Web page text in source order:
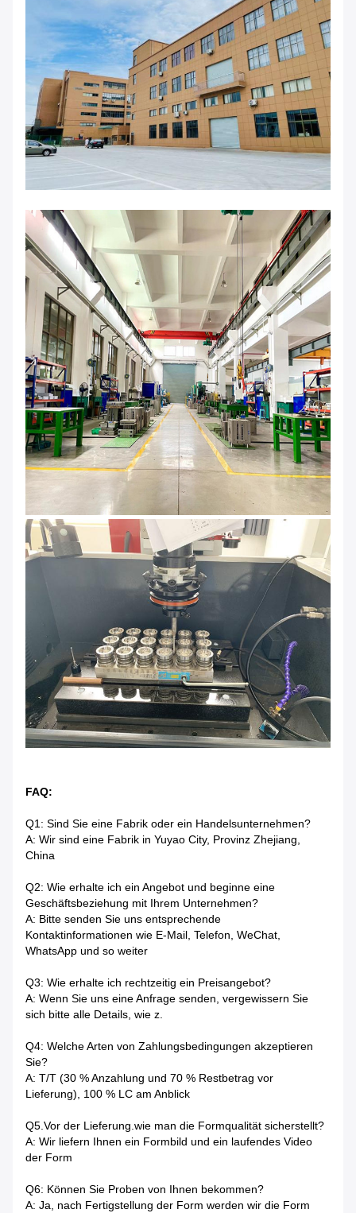
FAQ:
Q1: Sind Sie eine Fabrik oder ein Handelsunternehmen?
A: Wir sind eine Fabrik in Yuyao City, Provinz Zhejiang,
China
Q2: Wie erhalte ich ein Angebot und beginne eine
Geschäftsbeziehung mit Ihrem Unternehmen?
A: Bitte senden Sie uns entsprechende
Kontaktinformationen wie E-Mail, Telefon, WeChat,
WhatsApp und so weiter
Q3: Wie erhalte ich rechtzeitig ein Preisangebot?
A: Wenn Sie uns eine Anfrage senden, vergewissern Sie
sich bitte alle Details, wie z.
Q4: Welche Arten von Zahlungsbedingungen akzeptieren
Sie?
A: T/T (30 % Anzahlung und 70 % Restbetrag vor
Lieferung), 100 % LC am Anblick
Q5.Vor der Lieferung.wie man die Formqualität sicherstellt?
A: Wir liefern Ihnen ein Formbild und ein laufendes Video
der Form
Q6: Können Sie Proben von Ihnen bekommen?
A: Ja, nach Fertigstellung der Form werden wir die Form